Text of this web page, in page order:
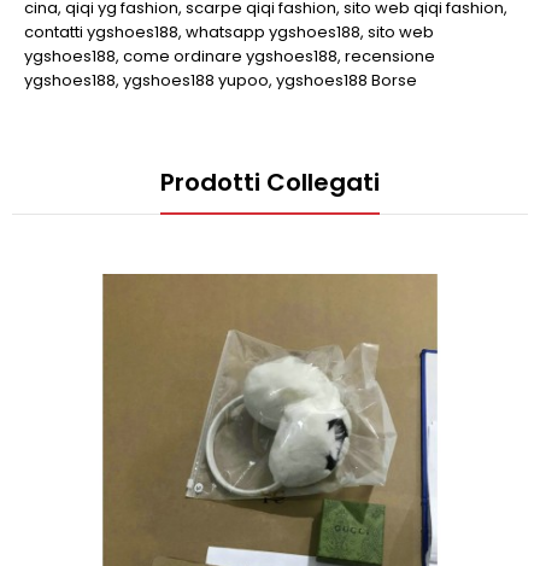
cina, qiqi yg fashion, scarpe qiqi fashion, sito web qiqi fashion,
contatti ygshoes188, whatsapp ygshoes188, sito web
ygshoes188, come ordinare ygshoes188, recensione
ygshoes188, ygshoes188 yupoo, ygshoes188 Borse
Prodotti Collegati